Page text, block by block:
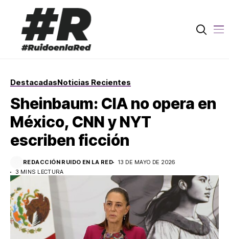
DestacadasNoticias Recientes
Sheinbaum: CIA no opera en
México, CNN y NYT
escriben ficción
REDACCIÓN RUIDO EN LA RED
13 DE MAYO DE 2026
3 MINS LECTURA